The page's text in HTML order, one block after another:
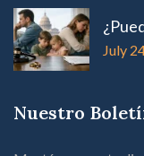
July
Nuestro